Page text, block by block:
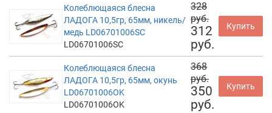
Колеблющаяся блесна
ЛАДОГА 10,5гр, 65мм, никель/
медь LD06701006SC
LD06701006SC
328
руб.
312
руб.
Купить
Колеблющаяся блесна
ЛАДОГА 10,5гр, 65мм, окунь
LD06701006OK
LD06701006OK
368
руб.
350
руб.
Купить